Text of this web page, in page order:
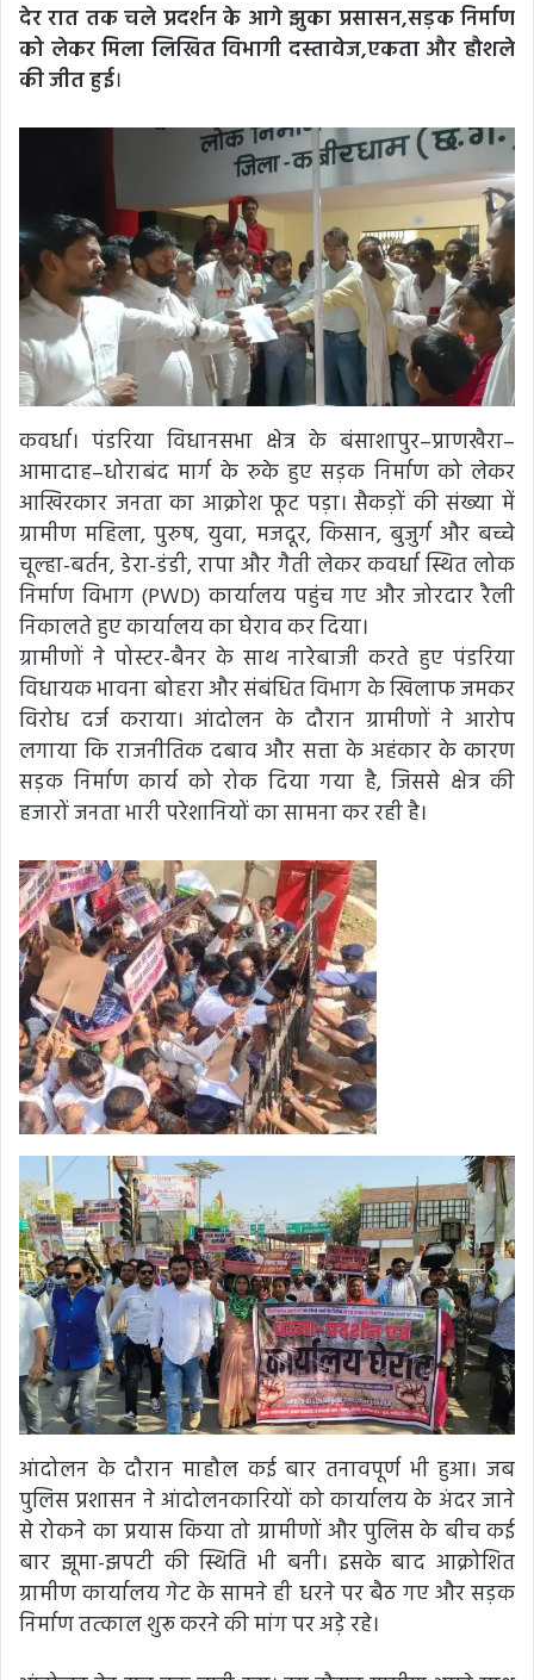
देर रात तक चले प्रदर्शन के आगे झुका प्रसासन,सड़क निर्माण
को लेकर मिला लिखित विभागी दस्तावेज,एकता और हौशले
की जीत हुई।
कवर्धा। पंडरिया विधानसभा क्षेत्र के बंसाशापुर–प्राणखैरा–
आमादाह–धोराबंद मार्ग के रुके हुए सड़क निर्माण को लेकर
आखिरकार जनता का आक्रोश फूट पड़ा। सैकड़ों की संख्या में
ग्रामीण महिला, पुरुष, युवा, मजदूर, किसान, बुजुर्ग और बच्चे
चूल्हा-बर्तन, डेरा-डंडी, रापा और गैती लेकर कवर्धा स्थित लोक
निर्माण विभाग (PWD) कार्यालय पहुंच गए और जोरदार रैली
निकालते हुए कार्यालय का घेराव कर दिया।
ग्रामीणों ने पोस्टर-बैनर के साथ नारेबाजी करते हुए पंडरिया
विधायक भावना बोहरा और संबंधित विभाग के खिलाफ जमकर
विरोध दर्ज कराया। आंदोलन के दौरान ग्रामीणों ने आरोप
लगाया कि राजनीतिक दबाव और सत्ता के अहंकार के कारण
सड़क निर्माण कार्य को रोक दिया गया है, जिससे क्षेत्र की
हजारों जनता भारी परेशानियों का सामना कर रही है।
आंदोलन के दौरान माहौल कई बार तनावपूर्ण भी हुआ। जब
पुलिस प्रशासन ने आंदोलनकारियों को कार्यालय के अंदर जाने
से रोकने का प्रयास किया तो ग्रामीणों और पुलिस के बीच कई
बार झूमा-झपटी की स्थिति भी बनी। इसके बाद आक्रोशित
ग्रामीण कार्यालय गेट के सामने ही धरने पर बैठ गए और सड़क
निर्माण तत्काल शुरू करने की मांग पर अड़े रहे।